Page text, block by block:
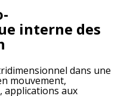
interne des
dans une
mouvement,
applications aux